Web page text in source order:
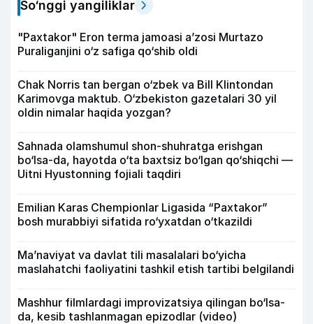
So‘nggi yangiliklar
"Paxtakor" Eron terma jamoasi a’zosi Murtazo
Puraliganjini o‘z safiga qo‘shib oldi
Chak Norris tan bergan o‘zbek va Bill Klintondan
Karimovga maktub. O‘zbekiston gazetalari 30 yil
oldin nimalar haqida yozgan?
Sahnada olamshumul shon-shuhratga erishgan
bo‘lsa-da, hayotda o‘ta baxtsiz bo‘lgan qo‘shiqchi —
Uitni Hyustonning fojiali taqdiri
Emilian Karas Chempionlar Ligasida “Paxtakor”
bosh murabbiyi sifatida ro‘yxatdan o‘tkazildi
Ma’naviyat va davlat tili masalalari bo‘yicha
maslahatchi faoliyatini tashkil etish tartibi belgilandi
Mashhur filmlardagi improvizatsiya qilingan bo‘lsa-
da, kesib tashlanmagan epizodlar (video)